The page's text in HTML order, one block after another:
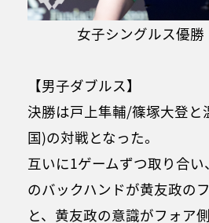
女子シングルス優
【男子ダブルス】
決勝は戸上隼輔/篠塚大登と
国)の対戦となった。
互いに1ゲームずつ取り合
のバックハンドが黄友政の
と、黄友政の意識がフォア